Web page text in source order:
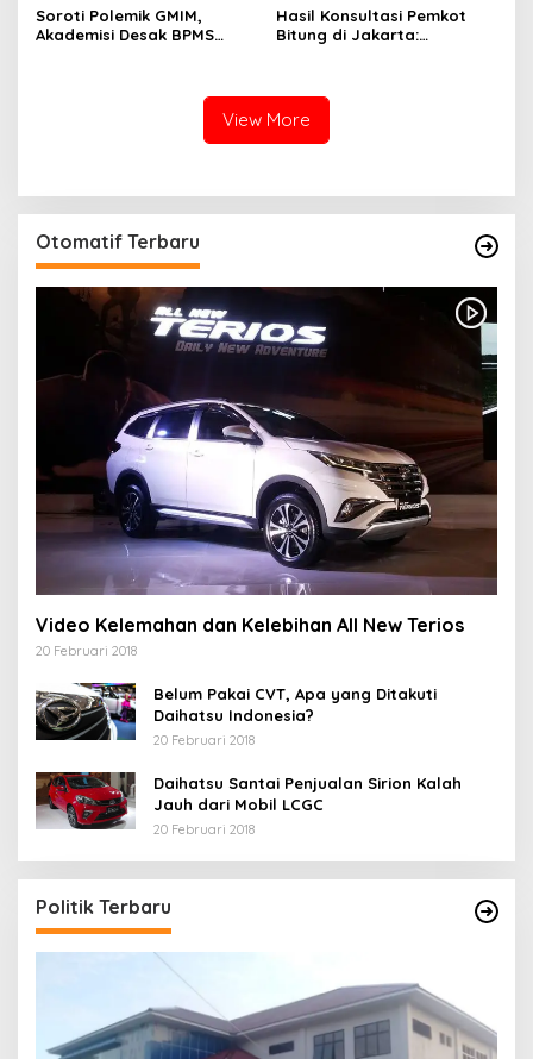
Soroti Polemik GMIM,
Akademisi Desak BPMS
Hasil Konsultasi Pemkot
Bitung di Jakarta:
View More
Otomatif Terbaru
Video Kelemahan dan Kelebihan All New Terios
20 Februari 2018
Belum Pakai CVT, Apa yang Ditakuti
Daihatsu Indonesia?
20 Februari 2018
Daihatsu Santai Penjualan Sirion Kalah
Jauh dari Mobil LCGC
20 Februari 2018
Politik Terbaru